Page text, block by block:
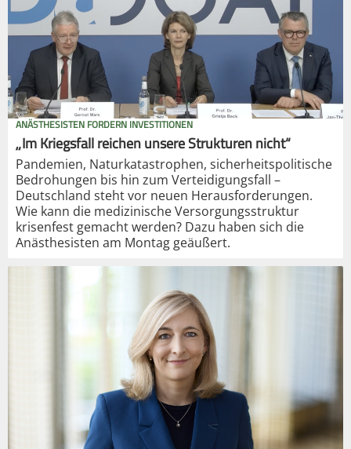
ANÄSTHESISTEN FORDERN INVESTITIONEN
„Im Kriegsfall reichen unsere Strukturen nicht“
Pandemien, Naturkatastrophen, sicherheitspolitische
Bedrohungen bis hin zum Verteidigungsfall –
Deutschland steht vor neuen Herausforderungen.
Wie kann die medizinische Versorgungsstruktur
krisenfest gemacht werden? Dazu haben sich die
Anästhesisten am Montag geäußert.